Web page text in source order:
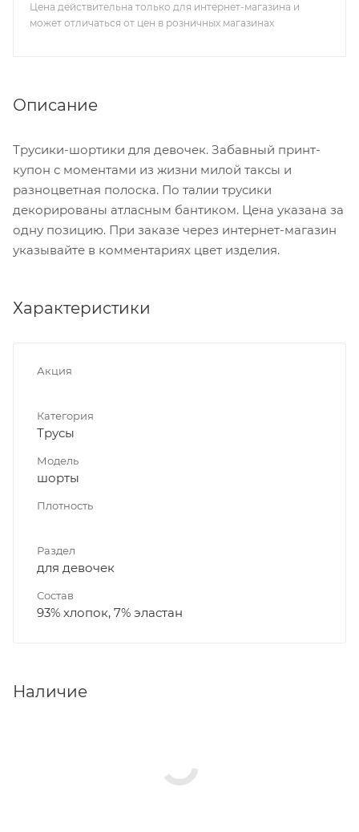
Цена действительна только для интернет-магазина и
может отличаться от цен в розничных магазинах
Описание
Трусики-шортики для девочек. Забавный принт-
купон с моментами из жизни милой таксы и
разноцветная полоска. По талии трусики
декорированы атласным бантиком. Цена указана за
одну позицию. При заказе через интернет-магазин
указывайте в комментариях цвет изделия.
Характеристики
Акция
Категория
Трусы
Модель
шорты
Плотность
Раздел
для девочек
Состав
93% хлопок, 7% эластан
Наличие